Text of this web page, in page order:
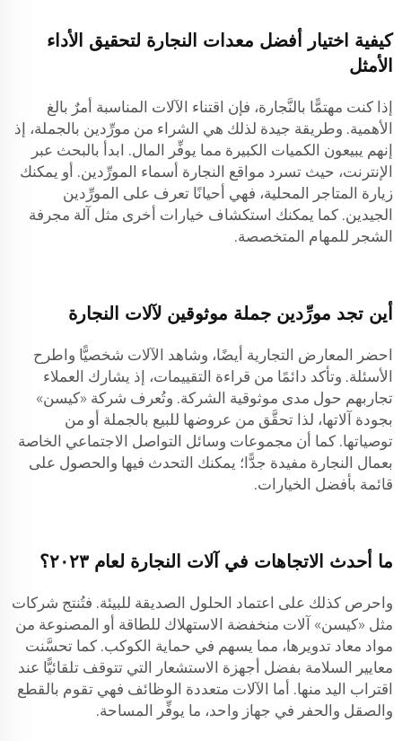
كيفية اختيار أفضل معدات النجارة لتحقيق الأداء
الأمثل
إذا كنت مهتمًّا بالنَّجارة، فإن اقتناء الآلات المناسبة أمرٌ بالغ
الأهمية. وطريقة جيدة لذلك هي الشراء من مورِّدين بالجملة، إذ
إنهم يبيعون الكميات الكبيرة مما يوفِّر المال. ابدأ بالبحث عبر
الإنترنت، حيث تسرد مواقع النجارة أسماء المورِّدين. أو يمكنك
زيارة المتاجر المحلية، فهي أحيانًا تعرف على المورِّدين
الجيدين. كما يمكنك استكشاف خيارات أخرى مثل آلة مجرفة
الشجر للمهام المتخصصة.
أين تجد مورِّدين جملة موثوقين لآلات النجارة
احضر المعارض التجارية أيضًا، وشاهد الآلات شخصيًّا واطرح
الأسئلة. وتأكد دائمًا من قراءة التقييمات، إذ يشارك العملاء
تجاربهم حول مدى موثوقية الشركة. وتُعرف شركة «كيسن»
بجودة آلاتها، لذا تحقَّق من عروضها للبيع بالجملة أو من
توصياتها. كما أن مجموعات وسائل التواصل الاجتماعي الخاصة
بعمال النجارة مفيدة جدًّا؛ يمكنك التحدث فيها والحصول على
قائمة بأفضل الخيارات.
ما أحدث الاتجاهات في آلات النجارة لعام ٢٠٢٣؟
واحرص كذلك على اعتماد الحلول الصديقة للبيئة. فتُنتج شركات
مثل «كيسن» آلات منخفضة الاستهلاك للطاقة أو المصنوعة من
مواد معاد تدويرها، مما يسهم في حماية الكوكب. كما تحسَّنت
معايير السلامة بفضل أجهزة الاستشعار التي تتوقف تلقائيًّا عند
اقتراب اليد منها. أما الآلات متعددة الوظائف فهي تقوم بالقطع
والصقل والحفر في جهاز واحد، ما يوفِّر المساحة.